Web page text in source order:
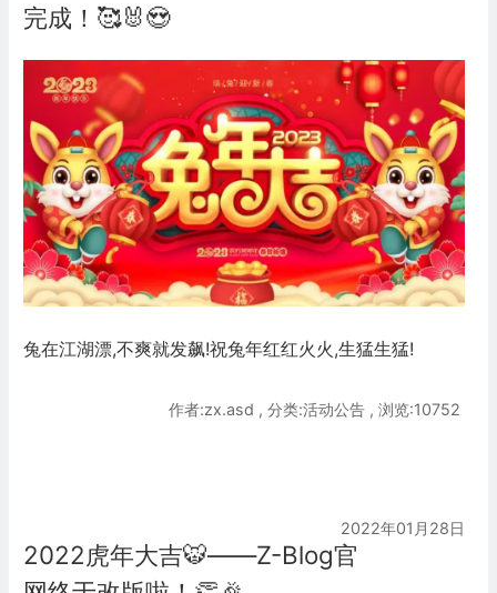
完成！​🥰🐰😍
兔在江湖漂,不爽就发飙!祝兔年红红火火,生猛生猛!
作者:zx.asd , 分类:活动公告 , 浏览:10752
2022年01月28日
2022虎年大吉🐯——Z-Blog官